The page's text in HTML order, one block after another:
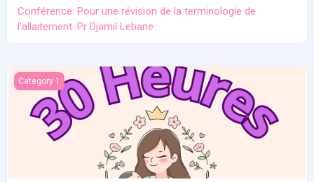
Conférence: Pour une révision de la terminologie de
l'allaitement. Pr Djamil Lebane
Les problèmes communs en allaitement maternel
Category 1